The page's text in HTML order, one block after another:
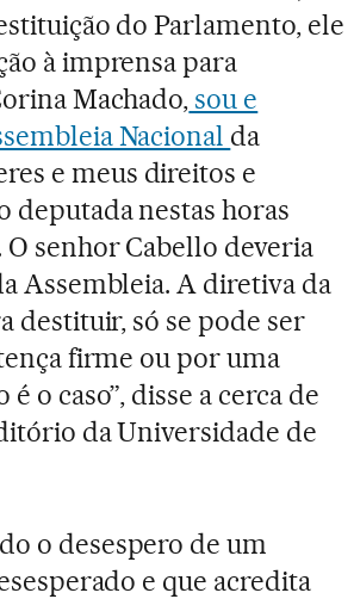
do Parlamento, ele
à imprensa para
Machado,sou e
Nacional da
e meus direitos e
deputada nestas horas
O senhor Cabello deveria
Assembleia. A diretiva da
destituir, só se pode ser
firme ou por uma
o caso”, disse a cerca de
da Universidade de
o desespero de um
e que acredita